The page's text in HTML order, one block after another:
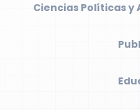
Ciencias Políticas